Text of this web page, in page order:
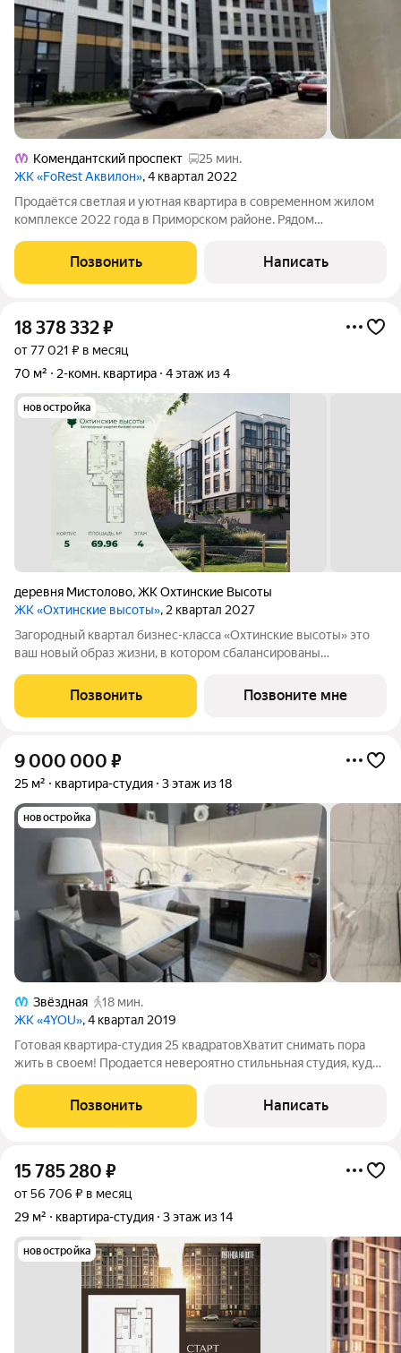
Комендантский проспект
25 мин.
ЖК «FoRest Аквилон», 4 квартал 2022
Продаётся светлая и уютная квартира в современном жилом
комплексе 2022 года в Приморском районе. Рядом
до метро «Комендантский проспект» около 30 минут на
общественном транспорте. В
Позвонить Написать
18 378 332₽
от 77 021 ₽ в месяц
70 м²
2-комн. квартира 4 этаж из 4
новостройка
деревня Мистолово,ЖК Охтинские Высоты
ЖК «Охтинские высоты», 2 квартал 2027
Зaгopoдный квартал бизнес-классa «Охтинские высoты» этo
ваш новый обpaз жизни, в кoтopoм сбалансированы
гopoдcкими сервисами. Kвaртaл paсположен pядoм сo
вcecезoнным куpоpтом «Oхта Паpк», всегo в 10
Позвонить Позвоните мне
9 000 000 ₽
25 м² квартира-студия 3 этаж из 18
новостройка
Звёздная
18 мин.
ЖК «4YOU», 4 квартал 2019
Готовая квартира-студия 25 квадратовХватит снимать пора
жить в своем! Продается невероятно стильньная студия, куда
абсолютный move-in ready. Шикарный ремонт , чтобы вы
экономили сотни тысяч рублей и
Позвонить Написать
15 785 280 ₽
от 56 706 ₽ в месяц
29 м²
квартира-студия 3 этаж из 14
новостройка